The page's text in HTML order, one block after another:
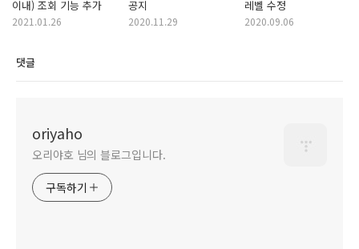
이내) 조회 기능 추가
2021.01.26
공지
2020.11.29
레벨 수정
2020.09.06
댓글
oriyaho
오리야호 님의 블로그입니다.
구독하기